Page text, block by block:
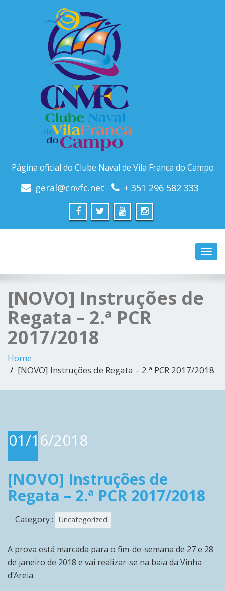
Página oficial do Clube Naval de Vila Franca do Campo
geral@cnvfc.net + 351 296 582 333
[NOVO] Instruções de
Regata – 2.ª PCR
2017/2018
Home
[NOVO] Instruções de Regata – 2.ª PCR 2017/2018
01/16/2018
[NOVO] Instruções de
Regata – 2.ª PCR 2017/2018
Category : Uncategorized
A prova está marcada para o fim-de-semana de 27 e 28
de janeiro de 2018 e vai realizar-se na baia da Vinha
d’Areia.